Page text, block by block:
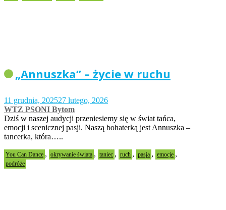
„Annuszka” – życie w ruchu
11 grudnia, 202527 lutego, 2026
WTZ PSONI Bytom
Dziś w naszej audycji przeniesiemy się w świat tańca,
emocji i scenicznej pasji. Naszą bohaterką jest Annuszka –
tancerka, która…..
You Can Dance , okrywanie świata , taniec , ruch , pasja , emocje ,
podróże